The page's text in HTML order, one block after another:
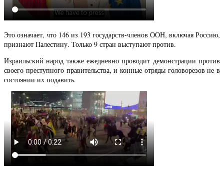
Это означает, что 146 из 193 государств-членов ООН, включая Россию,
признают Палестину. Только 9 стран выступают против.
Израильский народ также ежедневно проводит демонстрации против
своего преступного правительства, и конные отряды головорезов не в
состоянии их подавить.